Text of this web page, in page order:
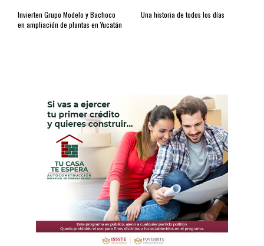
Invierten Grupo Modelo y Bachoco
en ampliación de plantas en Yucatán
Una historia de todos los días